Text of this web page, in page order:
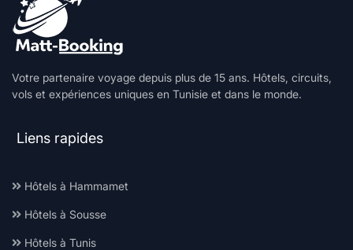
Votre partenaire voyage depuis plus de 15 ans. Hôtels, circuits,
vols et expériences uniques en Tunisie et dans le monde.
Liens rapides
Hôtels à Hammamet
Hôtels à Sousse
Hôtels à Tunis